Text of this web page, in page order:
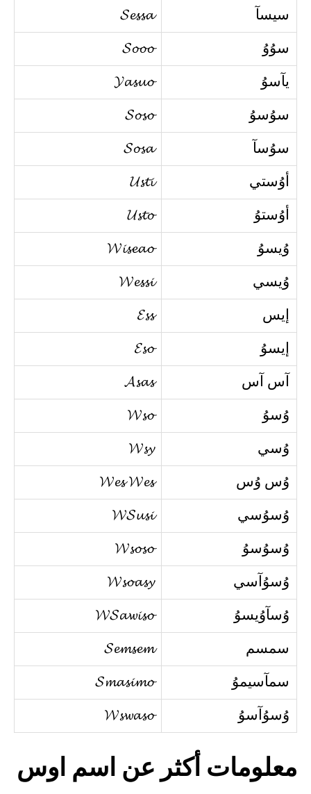
سيسآ 𝓢𝓮𝓼𝓼𝓪
سوُوُ 𝓢𝓸𝓸𝓸
يآسوُ 𝓨𝓪𝓼𝓾𝓸
سوُسوُ 𝓢𝓸𝓼𝓸
سوُسآ 𝓢𝓸𝓼𝓪
أوُستي 𝓤𝓼𝓽𝓲
أوُستوُ 𝓤𝓼𝓽𝓸
وُيسوُ 𝓦𝓲𝓼𝓮𝓪𝓸
وُيسي 𝓦𝓮𝓼𝓼𝓲
إيس 𝓔𝓼𝓼
إيسوُ 𝓔𝓼𝓸
آس آس 𝓐𝓼𝓪𝓼
وُسوُ 𝓦𝓼𝓸
وُسي 𝓦𝓼𝔂
وُس وُس 𝓦𝓮𝓼 𝓦𝓮𝓼
وُسوُسي 𝓦𝓢𝓾𝓼𝓲
وُسوُسوُ 𝓦𝓼𝓸𝓼𝓸
وُسوُآسي 𝓦𝓼𝓸𝓪𝓼𝔂
وُسآوُيسوُ 𝓦𝓢𝓪𝔀𝓲𝓼𝓸
سمسم 𝓢𝓮𝓶𝓼𝓮𝓶
سمآسيموُ 𝓢𝓶𝓪𝓼𝓲𝓶𝓸
وُسوُآسوُ 𝓦𝓼𝔀𝓪𝓼𝓸
معلومات أكثر عن اسم اوس